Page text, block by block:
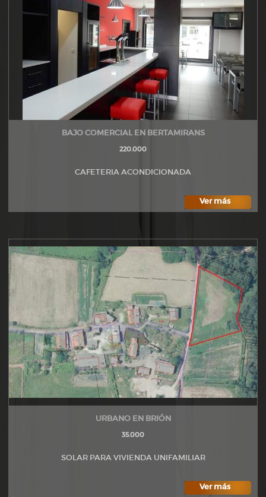
BAJO COMERCIAL EN BERTAMIRANS
220.000
CAFETERIA ACONDICIONADA
Ver más
URBANO EN BRIÓN
35.000
SOLAR PARA VIVIENDA UNIFAMILIAR
Ver más